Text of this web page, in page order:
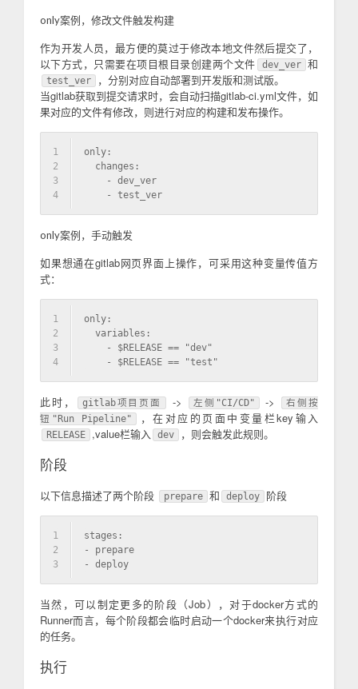
only案例，修改文件触发构建
作为开发人员，最方便的莫过于修改本地文件然后提交了，
以下方式，只需要在项目根目录创建两个文件
dev_ver 和
test_ver
，分别对应自动部署到开发版和测试版。
当gitlab获取到提交请求时，会自动扫描gitlab-ci.yml文件，如
果对应的文件有修改，则进行对应的构建和发布操作。
1
2
3
4
only:
  changes:
    - dev_ver
    - test_ver
only案例，手动触发
如果想通在gitlab网页界面上操作，可采用这种变量传值方
式：
1
2
3
4
only:
  variables:
    - $RELEASE == "dev"
    - $RELEASE == "test"
此时， gitlab项目页面 -> 左侧"CI/CD" ->
右侧按
钮"Run Pipeline"
，在对应的页面中变量栏key输入
RELEASE ,value栏输入 dev ，则会触发此规则。
阶段
以下信息描述了两个阶段 prepare 和 deploy 阶段
1
2
3
stages:
- prepare
- deploy
当然，可以制定更多的阶段（Job），对于docker方式的
Runner而言，每个阶段都会临时启动一个docker来执行对应
的任务。
执行